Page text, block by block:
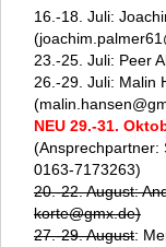
16.-18. Juli:
23.-25. Juli: Peer
26.-29. Juli: Malin
NEU 29.-31.
(Ansprechpartner:
0163-7173263)
20.-22. August:
korte@gmx.de)
27.-29. August: